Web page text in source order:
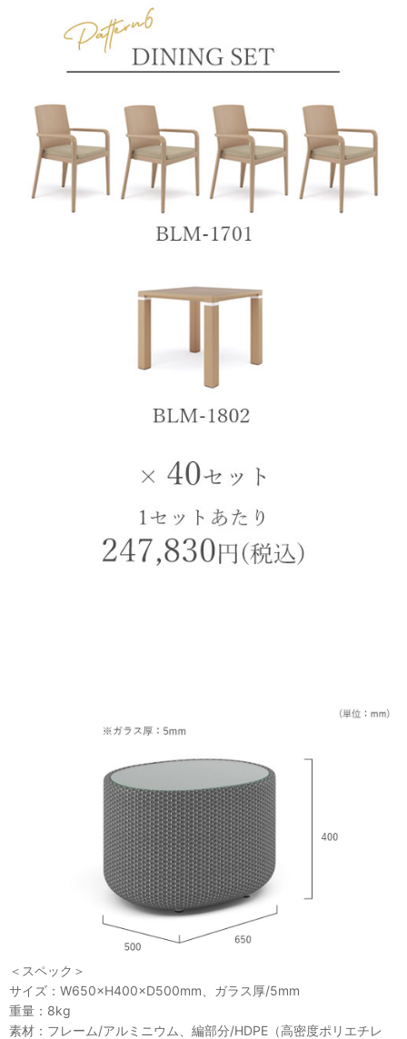
＜スペック＞
サイズ：W650×H400×D500mm、ガラス厚/5mm
重量：8kg
素材：フレーム/アルミニウム、編部分/HDPE（高密度ポリエチレ